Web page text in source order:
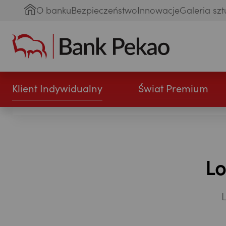
O bankuBezpieczeństwoInnowacjeGaleria
Klient Indywidualny Świat Premium